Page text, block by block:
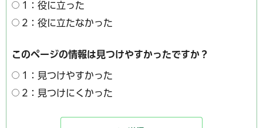
1：役に立った
2：役に立たなかった
このページの情報は見つけやすかったですか？
1：見つけやすかった
2：見つけにくかった